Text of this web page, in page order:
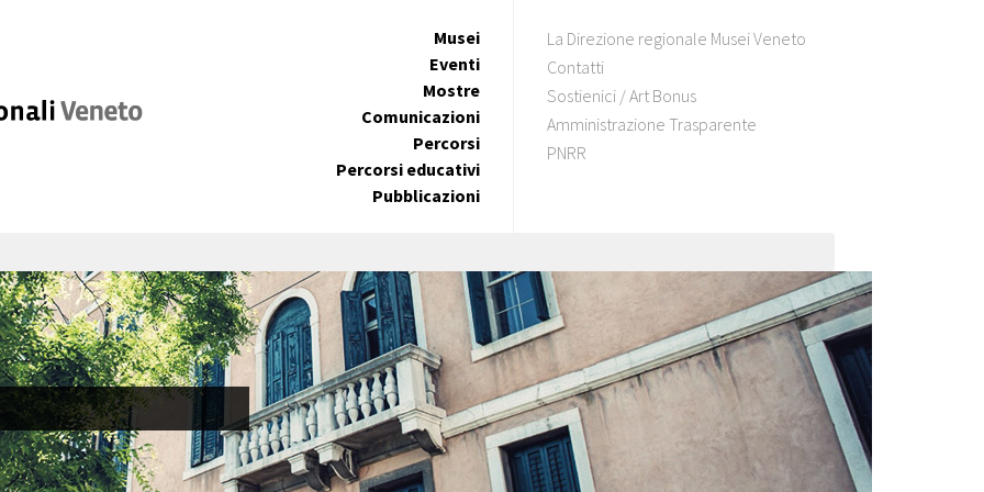
Musei
Eventi
Mostre
Comunicazioni
Percorsi
Percorsi educativi
Pubblicazioni
La Direzione regionale Musei Veneto
Contatti
Sostienici / Art Bonus
Amministrazione Trasparente
PNRR